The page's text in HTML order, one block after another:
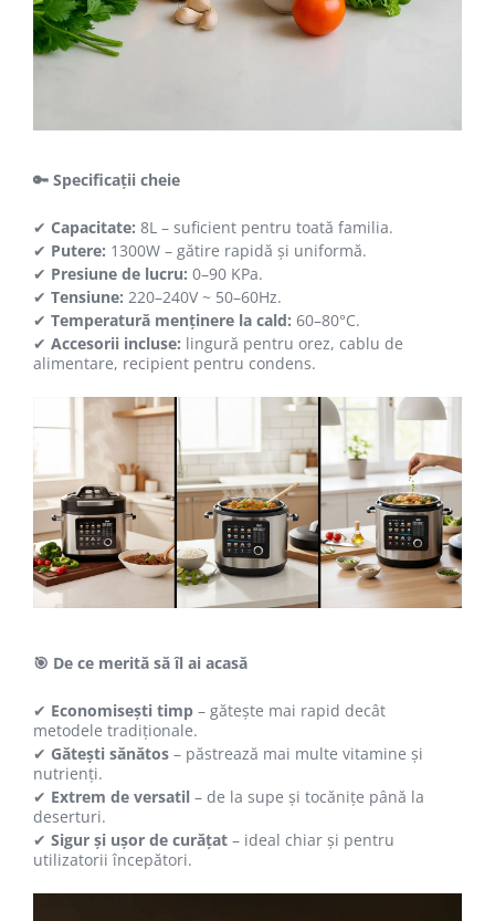
🔑 Specificații cheie
✔ Capacitate: 8L – suficient pentru toată familia.
✔ Putere: 1300W – gătire rapidă și uniformă.
✔ Presiune de lucru: 0–90 KPa.
✔ Tensiune: 220–240V ~ 50–60Hz.
✔ Temperatură menținere la cald: 60–80°C.
✔ Accesorii incluse: lingură pentru orez, cablu de
alimentare, recipient pentru condens.
🎯 De ce merită să îl ai acasă
✔ Economisești timp – gătește mai rapid decât
metodele tradiționale.
✔ Gătești sănătos – păstrează mai multe vitamine și
nutrienți.
✔ Extrem de versatil – de la supe și tocănițe până la
deserturi.
✔ Sigur și ușor de curățat – ideal chiar și pentru
utilizatorii începători.